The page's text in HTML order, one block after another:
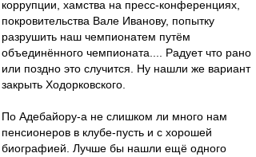
коррупции, хамства на пресс-конференциях,
покровительства Вале Иванову, попытку
разрушить наш чемпионатем путём
объединённого чемпионата.... Радует что рано
или поздно это случится. Ну нашли же вариант
закрыть Ходорковского.
По Адебайору-а не слишком ли много нам
пенсионеров в клубе-пусть и с хорошей
биографией. Лучше бы нашли ещё одного